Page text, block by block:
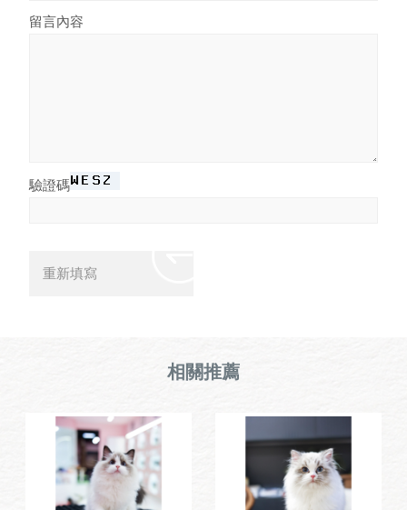
留言內容
驗證碼